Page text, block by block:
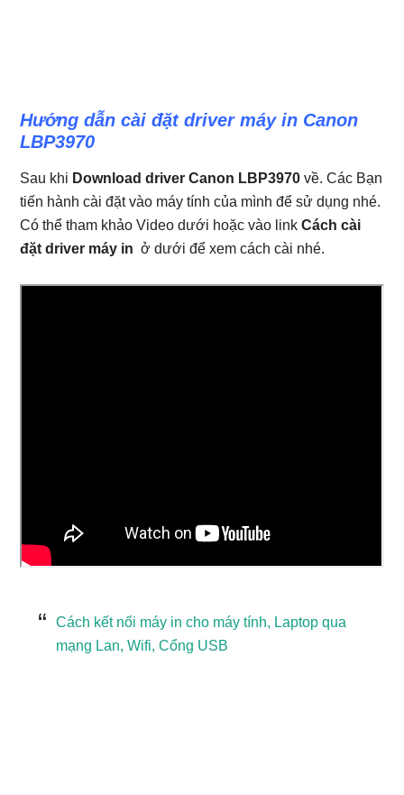
Hướng dẫn cài đặt driver máy in Canon
LBP3970
Sau khi Download driver Canon LBP3970 về. Các Bạn
tiến hành cài đặt vào máy tính của mình để sử dụng nhé.
Có thể tham khảo Video dưới hoặc vào linkCách cài
đặt driver máy in ở dưới để xem cách cài nhé.
Cách kết nối máy in cho máy tính, Laptop qua
mạng Lan, Wifi, Cổng USB